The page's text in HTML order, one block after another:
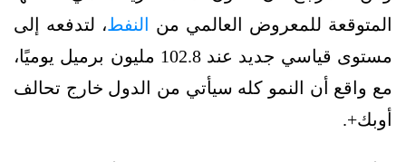
المتوقعة للمعروض العالمي من النفط، لتدفعه إلى
مستوى قياسي جديد عند 102.8 مليون برميل يوميًا،
مع واقع أن النمو كله سيأتي من الدول خارج تحالف
أوبك+.